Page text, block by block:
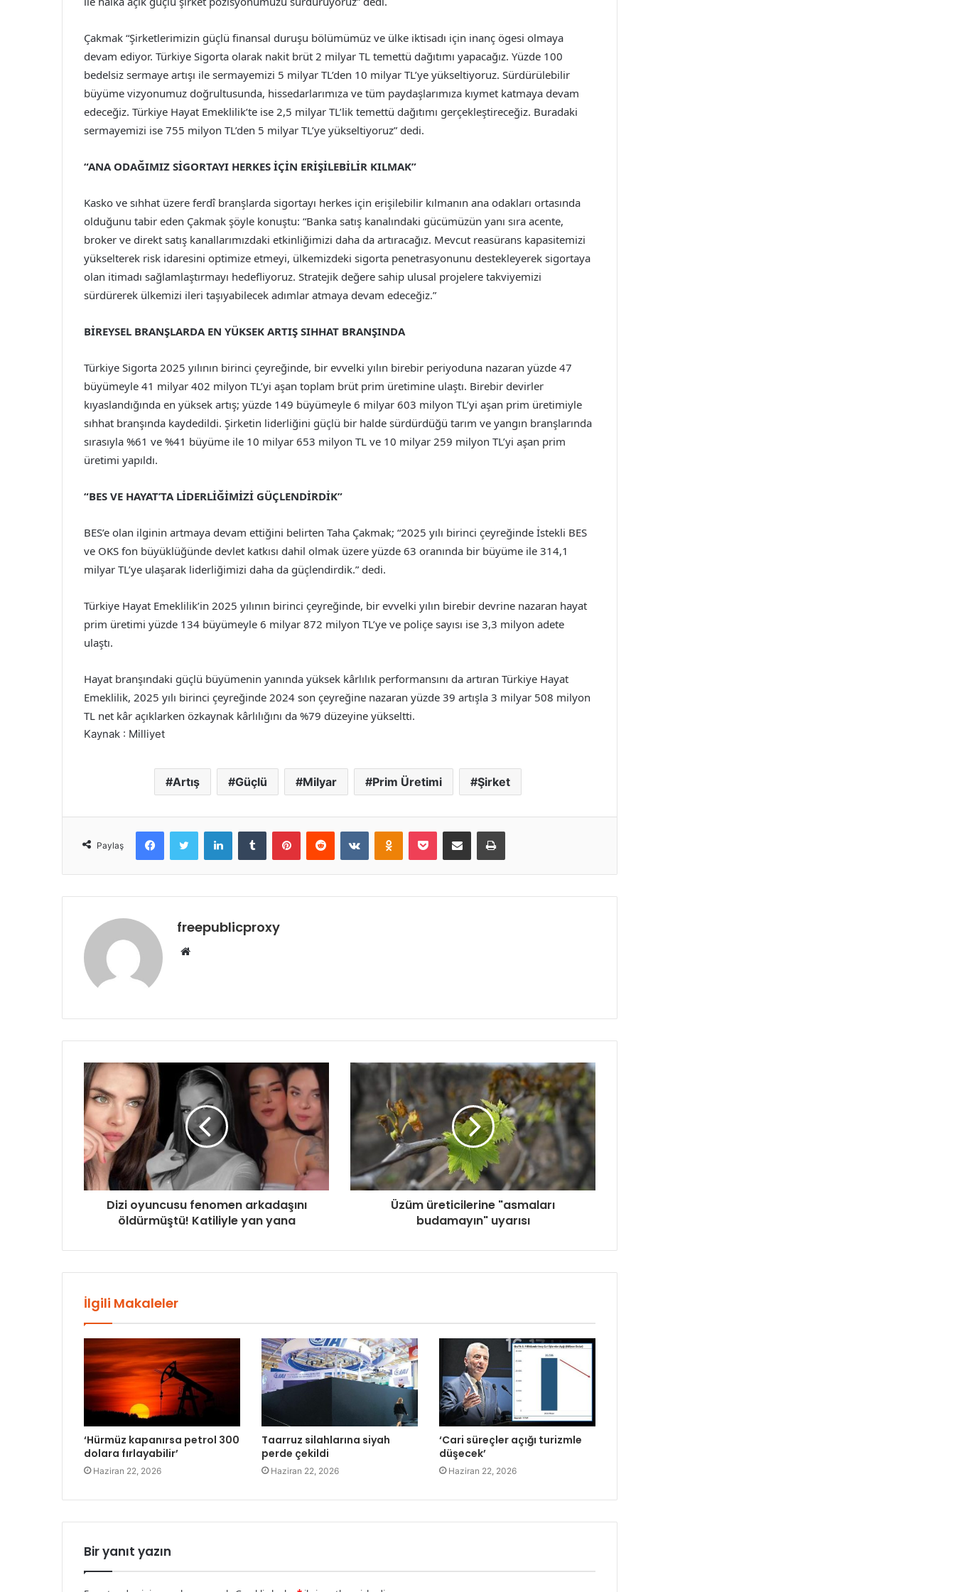
Çakmak “Şirketlerimizin güçlü finansal duruşu bölümümüz ve ülke iktisadı için inanç ögesi olmaya
devam ediyor. Türkiye Sigorta olarak nakit brüt 2 milyar TL temettü dağıtımı yapacağız. Yüzde 100
bedelsiz sermaye artışı ile sermayemizi 5 milyar TL’den 10 milyar TL’ye yükseltiyoruz. Sürdürülebilir
büyüme vizyonumuz doğrultusunda, hissedarlarımıza ve tüm paydaşlarımıza kıymet katmaya devam
edeceğiz. Türkiye Hayat Emeklilik’te ise 2,5 milyar TL’lik temettü dağıtımı gerçekleştireceğiz. Buradaki
sermayemizi ise 755 milyon TL’den 5 milyar TL’ye yükseltiyoruz” dedi.
“ANA ODAĞIMIZ SİGORTAYI HERKES İÇİN ERİŞİLEBİLİR KILMAK”
Kasko ve sıhhat üzere ferdî branşlarda sigortayı herkes için erişilebilir kılmanın ana odakları ortasında
olduğunu tabir eden Çakmak şöyle konuştu: “Banka satış kanalındaki gücümüzün yanı sıra acente,
broker ve direkt satış kanallarımızdaki etkinliğimizi daha da artıracağız. Mevcut reasürans kapasitemizi
yükselterek risk idaresini optimize etmeyi, ülkemizdeki sigorta penetrasyonunu destekleyerek sigortaya
olan itimadı sağlamlaştırmayı hedefliyoruz. Stratejik değere sahip ulusal projelere takviyemizi
sürdürerek ülkemizi ileri taşıyabilecek adımlar atmaya devam edeceğiz.”
BİREYSEL BRANŞLARDA EN YÜKSEK ARTIŞ SIHHAT BRANŞINDA
Türkiye Sigorta 2025 yılının birinci çeyreğinde, bir evvelki yılın birebir periyoduna nazaran yüzde 47
büyümeyle 41 milyar 402 milyon TL’yi aşan toplam brüt prim üretimine ulaştı. Birebir devirler
kıyaslandığında en yüksek artış; yüzde 149 büyümeyle 6 milyar 603 milyon TL’yi aşan prim üretimiyle
sıhhat branşında kaydedildi. Şirketin liderliğini güçlü bir halde sürdürdüğü tarım ve yangın branşlarında
sırasıyla %61 ve %41 büyüme ile 10 milyar 653 milyon TL ve 10 milyar 259 milyon TL’yi aşan prim
üretimi yapıldı.
“BES VE HAYAT’TA LİDERLİĞİMİZİ GÜÇLENDİRDİK”
BES’e olan ilginin artmaya devam ettiğini belirten Taha Çakmak; “2025 yılı birinci çeyreğinde İstekli BES
ve OKS fon büyüklüğünde devlet katkısı dahil olmak üzere yüzde 63 oranında bir büyüme ile 314,1
milyar TL’ye ulaşarak liderliğimizi daha da güçlendirdik.” dedi.
Türkiye Hayat Emeklilik’in 2025 yılının birinci çeyreğinde, bir evvelki yılın birebir devrine nazaran hayat
prim üretimi yüzde 134 büyümeyle 6 milyar 872 milyon TL’ye ve poliçe sayısı ise 3,3 milyon adete
ulaştı.
Hayat branşındaki güçlü büyümenin yanında yüksek kârlılık performansını da artıran Türkiye Hayat
Emeklilik, 2025 yılı birinci çeyreğinde 2024 son çeyreğine nazaran yüzde 39 artışla 3 milyar 508 milyon
TL net kâr açıklarken özkaynak kârlılığını da %79 düzeyine yükseltti.
Kaynak : Milliyet
Artış Güçlü Milyar Prim Üretimi Şirket
Paylaş
FacebookTwitter LinkedInTumblr PinterestReddit VKontakteOdnoklassniki
Pocket E-Posta ile paylaş Yazdır
freepublicproxy
Web
Dizi oyuncusu fenomen arkadaşını
öldürmüştü! Katiliyle yan yana
Üzüm üreticilerine "asmaları
budamayın" uyarısı
İlgili Makaleler
‘Hürmüz kapanırsa petrol 300
dolara fırlayabilir’
Haziran 22, 2026
Taarruz silahlarına siyah
perde çekildi
Haziran 22, 2026
‘Cari süreçler açığı turizmle
düşecek’
Haziran 22, 2026
Bir yanıt yazın